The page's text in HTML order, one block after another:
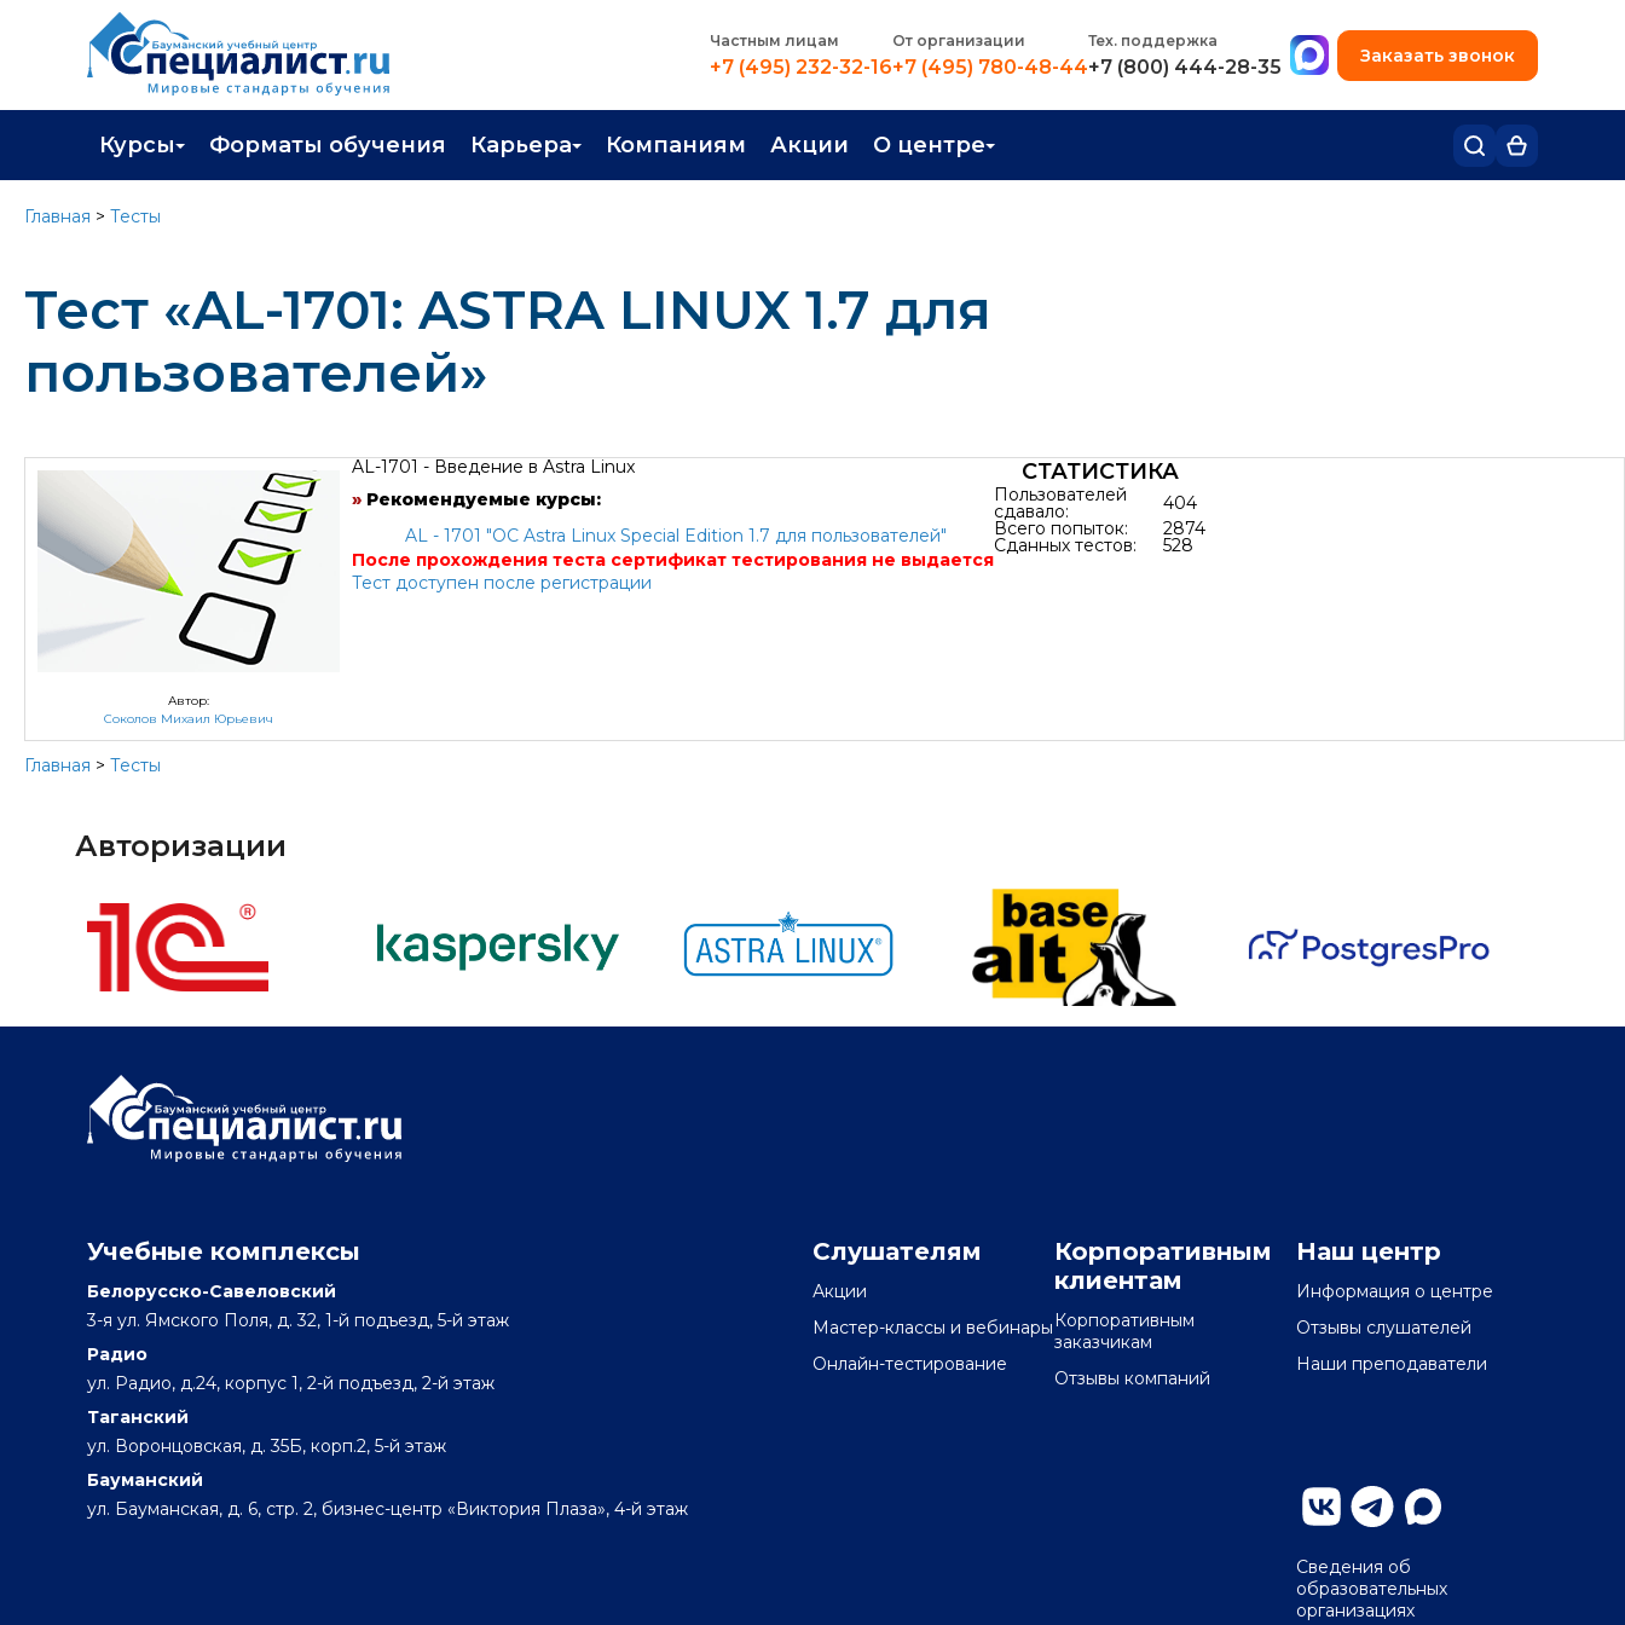
Частным лицам
+7 (495) 232-32-16
От организации
+7 (495) 780-48-44
Тех. поддержка
+7 (800) 444-28-35
+7 (495) 780-48-49
Заказать звонок
Курсы
Каталог курсов
Профессиональная переподготовка
Программа лояльности
Форматы обучения Карьера
Трудоустройство
Компаниям Акции О центре
О центре
Главная > Тесты
Тест «AL-1701: ASTRA LINUX 1.7 для
пользователей»
Автор:
Соколов Михаил Юрьевич
AL-1701 - Введение в Astra Linux
» Рекомендуемые курсы:
AL - 1701 "ОС Astra Linux Special Edition 1.7 для пользователей"
После прохождения теста сертификат тестирования не выдается
Тест доступен после регистрации
СТАТИСТИКА
Пользователей
сдавало:
404
Всего попыток:
2874
Сданных тестов: 528
Главная > Тесты
Авторизации
Учебные комплексы
Белорусско-Савеловский
3-я ул. Ямского Поля, д. 32, 1-й подъезд, 5-й этаж
Радио
ул. Радио, д.24, корпус 1, 2-й подъезд, 2-й этаж
Таганский
ул. Воронцовская, д. 35Б, корп.2, 5-й этаж
Бауманский
ул. Бауманская, д. 6, стр. 2, бизнес-центр «Виктория Плаза», 4-й этаж
Слушателям
Акции
Мастер-классы и вебинары
Онлайн-тестирование
Корпоративным
клиентам
Корпоративным
заказчикам
Отзывы компаний
Наш центр
Информация о центре
Отзывы слушателей
Наши преподаватели
Сведения об
образовательных
организациях